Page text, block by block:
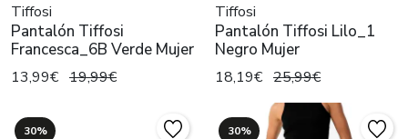
Tiffosi
Pantalón Tiffosi
Francesca_6B Verde Mujer
13,99€ 19,99€
Tiffosi
Pantalón Tiffosi Lilo_1
Negro Mujer
18,19€ 25,99€
30% 30%